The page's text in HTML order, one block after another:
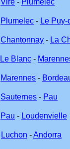
Vire - Plumelec
Plumelec - Le
Chantonnay - La
Le Blanc -
Marennes -
Sauternes - Pau
Pau - Loudenvielle
Luchon -Andorra